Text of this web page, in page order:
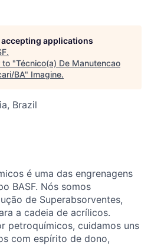
applications
.
to "Técnico(a) De Manutencao
BA" Imagine.
Brazil
é uma das engrenagens
BASF. Nós somos
de Superabsorventes,
a cadeia de acrílicos.
petroquímicos, cuidamos uns
com espírito de dono,